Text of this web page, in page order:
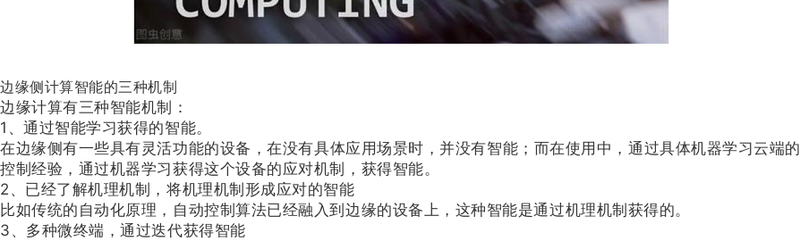
边缘侧计算智能的三种机制
边缘计算有三种智能机制：
1、通过智能学习获得的智能。
在边缘侧有一些具有灵活功能的设备，在没有具体应用场景时，并没有智能；而在使用中，通过具体机器学习云端的
控制经验，通过机器学习获得这个设备的应对机制，获得智能。
2、已经了解机理机制，将机理机制形成应对的智能
比如传统的自动化原理，自动控制算法已经融入到边缘的设备上，这种智能是通过机理机制获得的。
3、多种微终端，通过迭代获得智能